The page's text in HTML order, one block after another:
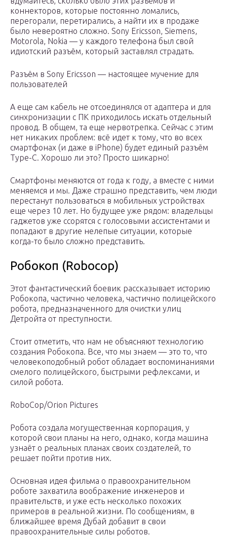
коннекторов, которые постоянно ломались,
перегорали, перетирались, а найти их в продаже
было невероятно сложно. Sony Ericsson, Siemens,
Motorola, Nokia — у каждого телефона был свой
идиотский разъём, который заставлял страдать.
Разъём в Sony Ericsson — настоящее мучение для
пользователей
А еще сам кабель не отсоединялся от адаптера и для
синхронизации с ПК приходилось искать отдельный
провод. В общем, та еще нервотрепка. Сейчас с этим
нет никаких проблем: всё идет к тому, что во всех
смартфонах (и даже в iPhone) будет единый разъём
Type-C. Хорошо ли это? Просто шикарно!
Смартфоны меняются от года к году, а вместе с ними
меняемся и мы. Даже страшно представить, чем люди
перестанут пользоваться в мобильных устройствах
еще через 10 лет. Но будущее уже рядом: владельцы
гаджетов уже ссорятся с голосовыми ассистентами и
попадают в другие нелепые ситуации, которые
когда-то было сложно представить.
Робокоп (Robocop)
Этот фантастический боевик рассказывает историю
Робокопа, частично человека, частично полицейского
робота, предназначенного для очистки улиц
Детройта от преступности.
Стоит отметить, что нам не объясняют технологию
создания Робокопа. Все, что мы знаем — это то, что
человекоподобный робот обладает воспоминаниями
смелого полицейского, быстрыми рефлексами, и
силой робота.
RoboCop/Orion Pictures
Робота создала могущественная корпорация, у
которой свои планы на него, однако, когда машина
узнаёт о реальных планах своих создателей, то
решает пойти против них.
Основная идея фильма о правоохранительном
роботе захватила воображение инженеров и
правительств, и уже есть несколько похожих
примеров в реальной жизни. По сообщениям, в
ближайшее время Дубай добавит в свои
правоохранительные силы роботов.